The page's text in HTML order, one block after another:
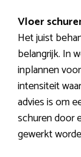
Vloer
Het juist
belangrijk. In
inplannen
intensiteit
advies is om
schuren door
gewerkt